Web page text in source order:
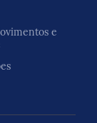
e